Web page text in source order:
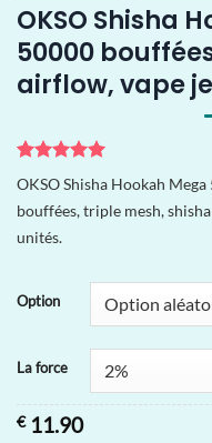
OKSO Shisha
50000
airflow, vape
Noté 5sur
5 basé sur
1
notation
client
OKSO Shisha Hookah
bouffées, triple mesh,
unités.
Option
La force
€11.90